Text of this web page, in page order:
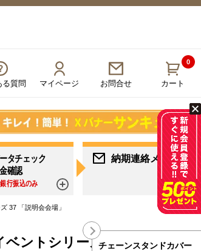
る質問 マイページ お問合せ カート
0
タチェック
確認
行振込のみ
納期連絡メール
詳
37 「説明会会場」
ントシリーズ 37 「説明会
チェーンスタンドカバー